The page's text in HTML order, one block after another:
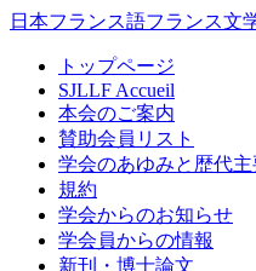
日本フランス語フランス文
トップページ
SJLLF Accueil
本会のご案内
賛助会員リスト
学会のあゆみと歴代主
規約
学会からのお知らせ
学会員からの情報
新刊・博士論文